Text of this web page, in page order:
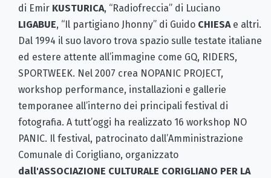
di Emir KUSTURICA, “Radiofreccia” di Luciano
LIGABUE, “Il partigiano Jhonny” di Guido CHIESAe altri.
Dal 1994 il suo lavoro trova spazio sulle testate italiane
ed estere attente all’immagine come GQ, RIDERS,
SPORTWEEK. Nel 2007 crea NOPANIC PROJECT,
workshop performance, installazioni e gallerie
temporanee all’interno dei principali festival di
fotografia. A tutt’oggi ha realizzato 16 workshop NO
PANIC. Il festival, patrocinato dall’Amministrazione
Comunale di Corigliano, organizzato
dall'ASSOCIAZIONE CULTURALE CORIGLIANO PER LA